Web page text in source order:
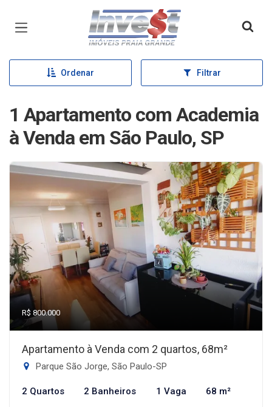
Página inicial
Ordenar Filtrar
1 Apartamento com Academia
à Venda em São Paulo, SP
R$ 800.000
Apartamento à Venda com 2 quartos, 68m²
Parque São Jorge, São Paulo-SP
2 Quartos 2 Banheiros 1 Vaga 68 m²